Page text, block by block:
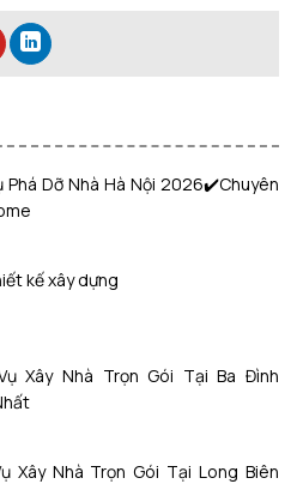
Phá Dỡ Nhà Hà Nội 2026✔️Chuyên
kế xây dựng
Xây Nhà Trọn Gói Tại Ba Đình
Xây Nhà Trọn Gói Tại Long Biên